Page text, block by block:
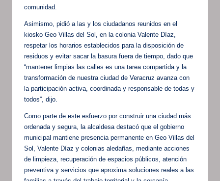
comunidad.
Asimismo, pidió a las y los ciudadanos reunidos en el
kiosko Geo Villas del Sol, en la colonia Valente Díaz,
respetar los horarios establecidos para la disposición de
residuos y evitar sacar la basura fuera de tiempo, dado que
“mantener limpias las calles es una tarea compartida y la
transformación de nuestra ciudad de Veracruz avanza con
la participación activa, coordinada y responsable de todas y
todos”, dijo.
Como parte de este esfuerzo por construir una ciudad más
ordenada y segura, la alcaldesa destacó que el gobierno
municipal mantiene presencia permanente en Geo Villas del
Sol, Valente Díaz y colonias aledañas, mediante acciones
de limpieza, recuperación de espacios públicos, atención
preventiva y servicios que aproxima soluciones reales a las